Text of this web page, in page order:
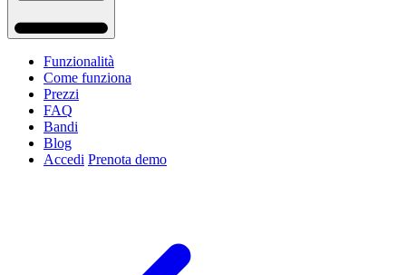
Funzionalità
Come funziona
Prezzi
FAQ
Bandi
Blog
Accedi Prenota demo